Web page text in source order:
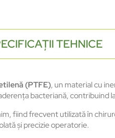
TEHNICE
(PTFE), un material cu
bacteriană, contribuind
fiind frecvent utilizată în
și precizie operatorie.